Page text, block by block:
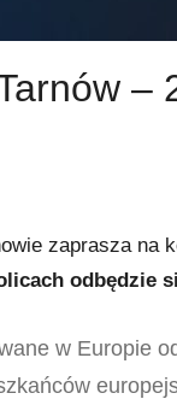
–
zaprasza na
odbędzie
w Europie